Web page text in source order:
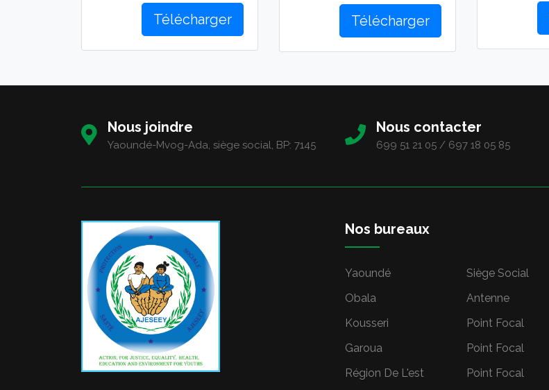
Télécharger Télécharger
Nous joindre
Yaoundé-Mvog-Ada, siège social, BP: 7145
Nous contacter
699 51 21 05 / 697 18 05 85
Nos bureaux
Yaoundé
Siège Social
Obala
Antenne
Kousseri
Point Focal
Garoua
Point Focal
Région De L'est
Point Focal